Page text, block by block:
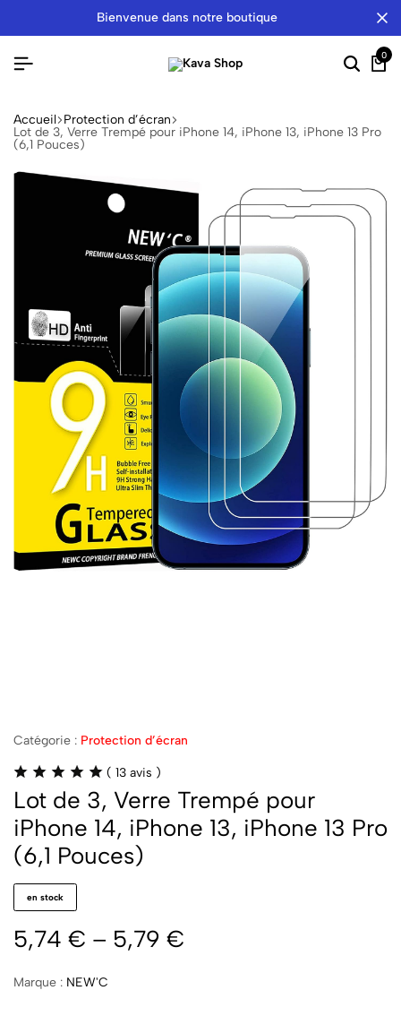
bienvenue dans notre boutique
0
Accueil Protection d’écran
Lot de 3, Verre Trempé pour iPhone 14, iPhone 13, iPhone 13 Pro
(6,1 Pouces)
Catégorie : Protection d’écran
( 13 avis )
Lot de 3, Verre Trempé pour
iPhone 14, iPhone 13, iPhone 13 Pro
(6,1 Pouces)
en stock
5,74 € – 5,79 €
Marque : NEW'C